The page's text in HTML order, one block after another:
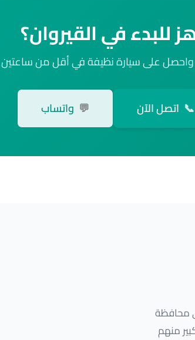
للبدء في القيروان؟
واحصل على سيارة نظيفة في أقل من ساعتين
📞 اتصل الآن 💬 واتساب
محافظة
منهم